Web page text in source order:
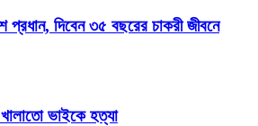
প্রধান, দিবেন ৩৫ বছরের চাকরী জীবনে
খালাতো ভাইকে হত্যা